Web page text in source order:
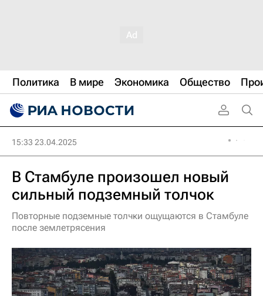
Политика В мире Экономика Общество
15:33 23.04.2025
В Стамбуле произошел новый
сильный подземный толчок
Повторные подземные толчки ощущаются в Стамбуле
после землетрясения